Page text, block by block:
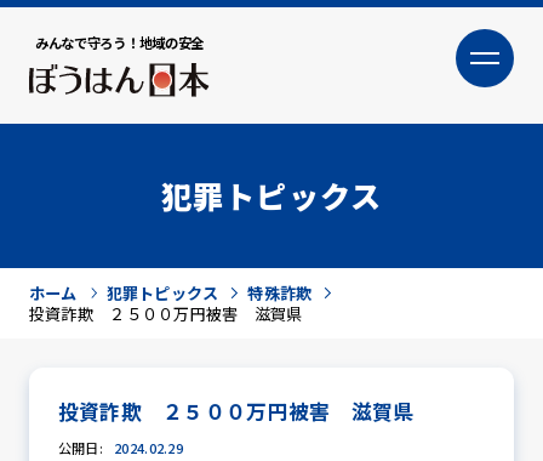
みんなで守ろう！地域の安全
大
犯罪トピックス
ホーム 犯罪トピックス
特殊詐欺
投資詐欺 ２５００万円被害 滋賀県
投資詐欺 ２５００万円被害 滋賀県
公開日: 2024.02.29